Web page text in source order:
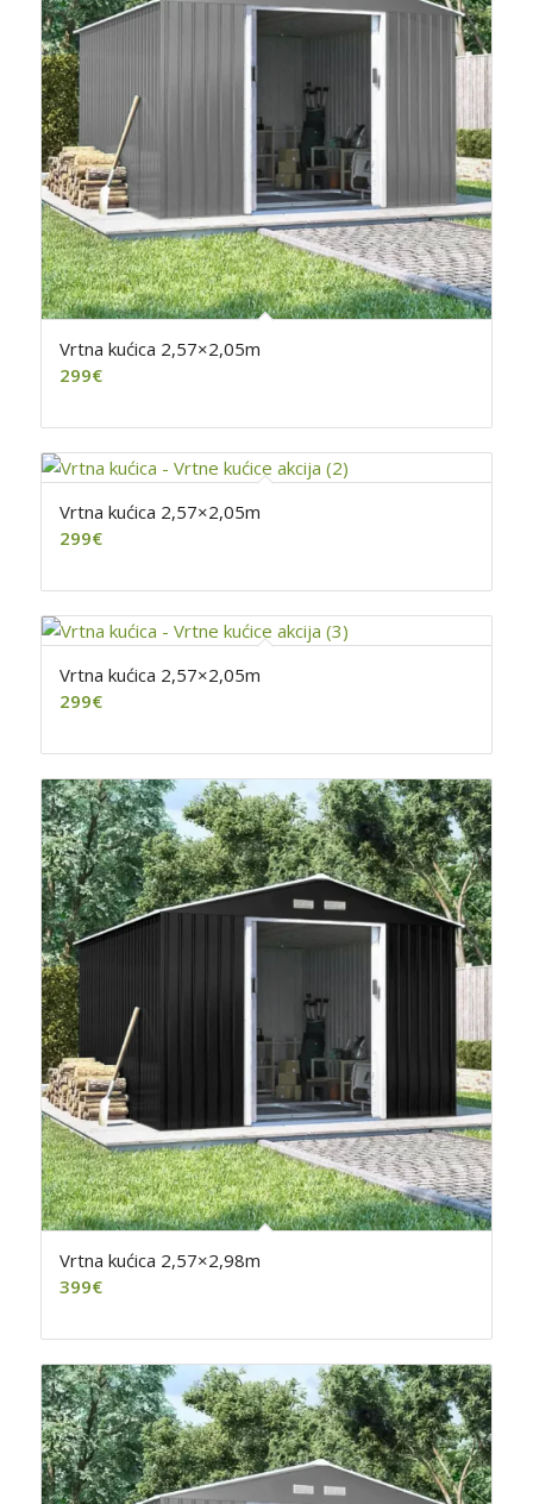
Vrtna kućica 2,57×2,05m
299€
Vrtna kućica 2,57×2,05m
299€
Vrtna kućica 2,57×2,05m
299€
Vrtna kućica 2,57×2,98m
399€